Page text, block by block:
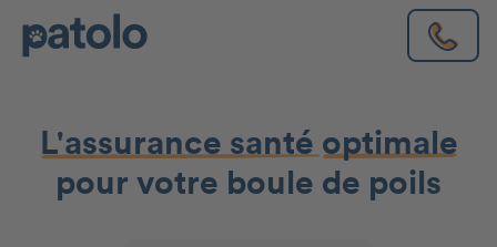
L'assurance santé optimale
pour votre boule de poils